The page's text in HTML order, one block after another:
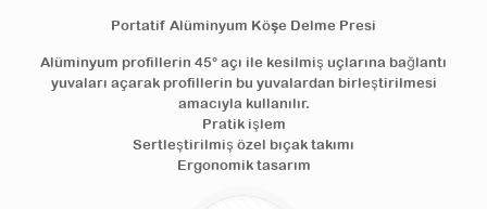
Portatif Alüminyum Köşe Delme Presi
Alüminyum profillerin 45° açı ile kesilmiş uçlarına bağlantı
yuvaları açarak profillerin bu yuvalardan birleştirilmesi
amacıyla kullanılır.
Pratik işlem
Sertleştirilmiş özel bıçak takımı
Ergonomik tasarım